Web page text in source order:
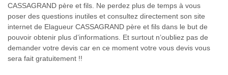
CASSAGRAND père et fils. Ne perdez plus de temps à vous
poser des questions inutiles et consultez directement son site
internet de Elagueur CASSAGRAND père et fils dans le but de
pouvoir obtenir plus d’informations. Et surtout n’oubliez pas de
demander votre devis car en ce moment votre vous devis vous
sera fait gratuitement !!